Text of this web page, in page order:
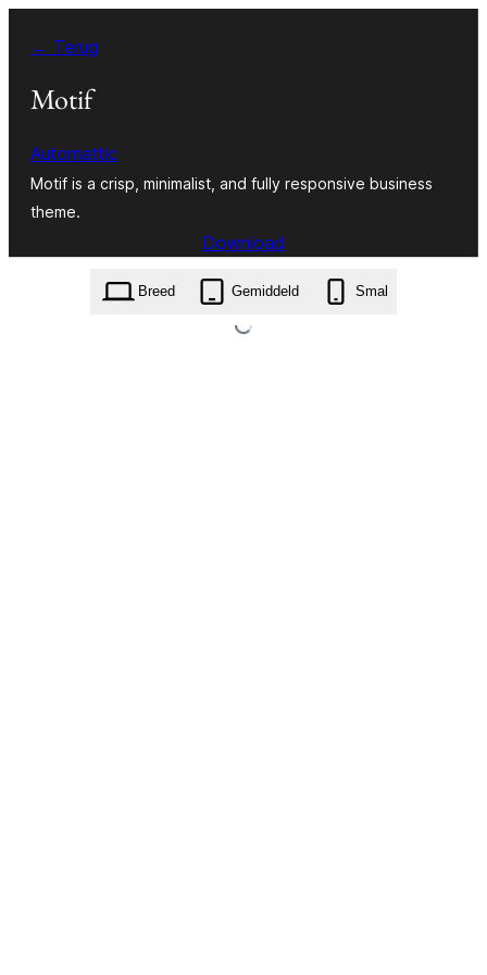
naar← Terug
Motif
Automattic
Motif is a crisp, minimalist, and fully responsive business
theme.
Download
motif.1.0.11.zip
Breed Gemiddeld Smal